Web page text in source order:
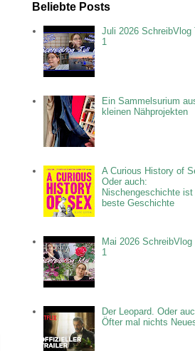
Beliebte Posts
Juli 2026 SchreibVlog
1
Ein Sammelsurium
kleinen Nähprojekten
A Curious History of
Oder auch:
Nischengeschichte ist
beste Geschichte
Mai 2026 SchreibVlog
1
Der Leopard. Oder
Öfter mal nichts